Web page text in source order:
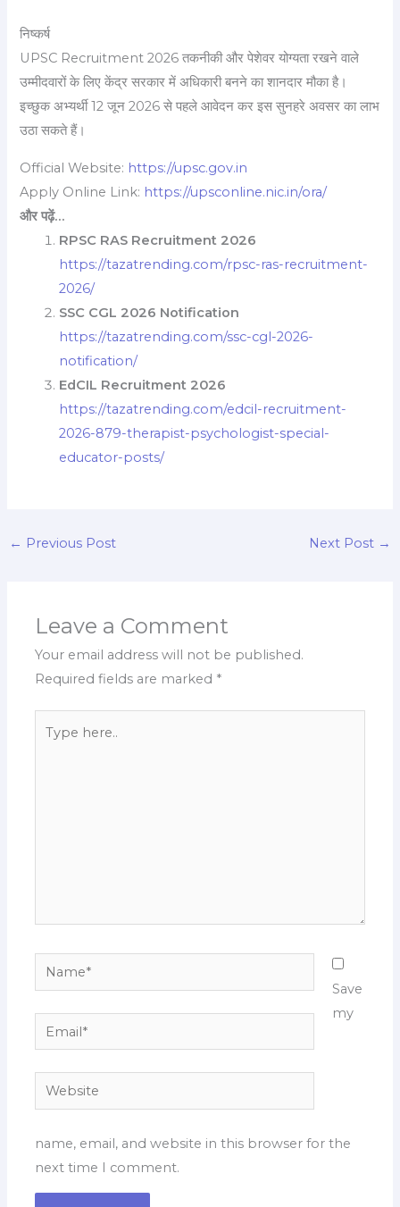
निष्कर्ष
UPSC Recruitment 2026 तकनीकी और पेशेवर योग्यता रखने वाले
उम्मीदवारों के लिए केंद्र सरकार में अधिकारी बनने का शानदार मौका है।
इच्छुक अभ्यर्थी 12 जून 2026 से पहले आवेदन कर इस सुनहरे अवसर का लाभ
उठा सकते हैं।
Official Website: https://upsc.gov.in
Apply Online Link: https://upsconline.nic.in/ora/
और पढ़ें…
RPSC RAS Recruitment 2026
https://tazatrending.com/rpsc-ras-recruitment-
2026/
SSC CGL 2026 Notification
https://tazatrending.com/ssc-cgl-2026-
notification/
EdCIL Recruitment 2026
https://tazatrending.com/edcil-recruitment-
2026-879-therapist-psychologist-special-
educator-posts/
← Previous Post Next Post →
Leave a Comment
Your email address will not be published.
Required fields are marked *
Name*
Email*
Website
Save
my
name, email, and website in this browser for the
next time I comment.